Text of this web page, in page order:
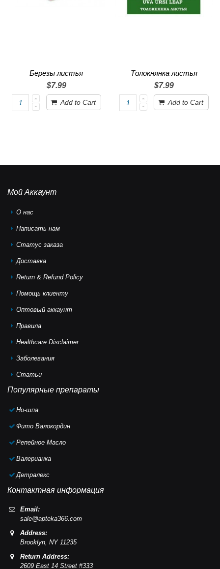
Березы листья
$7.99
Add to Cart
Толокнянка листья
$7.99
Add to Cart
Мой Аккаунт
О нас
Написать нам
Статус заказа
Доставка
Return & Refund Policy
Помощь клиeнту
Оптовый аккаунт
Правила
Healthcare Disclaimer
Заболевания
Статьи
Популярные препараты
Но-шпа
Фито Валокордин
Репейное Масло
Валерианка
Детралекс
Контактная информация
Email:
sale@apteka366.com
Address:
Brooklyn,NY 11235
Return Address:
2609 East 14 Street #333